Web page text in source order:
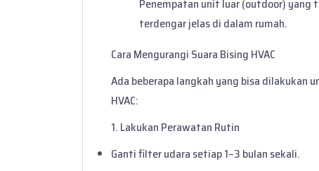
Penempatan unit luar (outdoor)
terdengar jelas di dalam rumah.
Cara Mengurangi Suara Bising HVAC
Ada beberapa langkah yang bisa
HVAC:
1. Lakukan Perawatan Rutin
Ganti filter udara setiap 1–3 bulan sekali.